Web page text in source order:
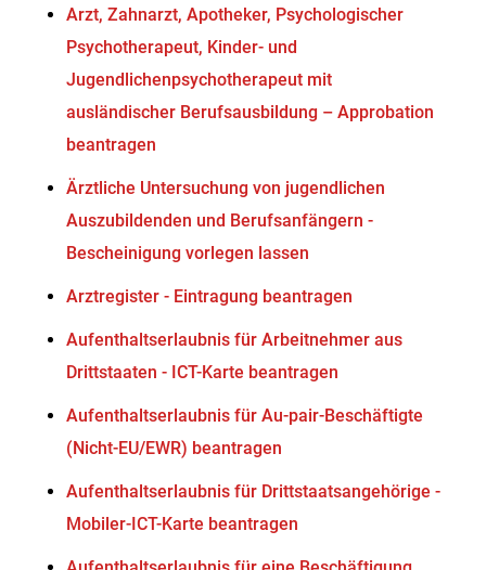
Arzt, Zahnarzt, Apotheker, Psychologischer
Psychotherapeut, Kinder- und
Jugendlichenpsychotherapeut mit
ausländischer Berufsausbildung – Approbation
beantragen
Ärztliche Untersuchung von jugendlichen
Auszubildenden und Berufsanfängern -
Bescheinigung vorlegen lassen
Arztregister - Eintragung beantragen
Aufenthaltserlaubnis für Arbeitnehmer aus
Drittstaaten - ICT-Karte beantragen
Aufenthaltserlaubnis für Au-pair-Beschäftigte
(Nicht-EU/EWR) beantragen
Aufenthaltserlaubnis für Drittstaatsangehörige -
Mobiler-ICT-Karte beantragen